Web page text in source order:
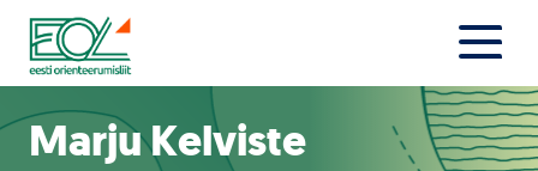
Liigu
sisu
juurde
Uudised
Marju Kelviste